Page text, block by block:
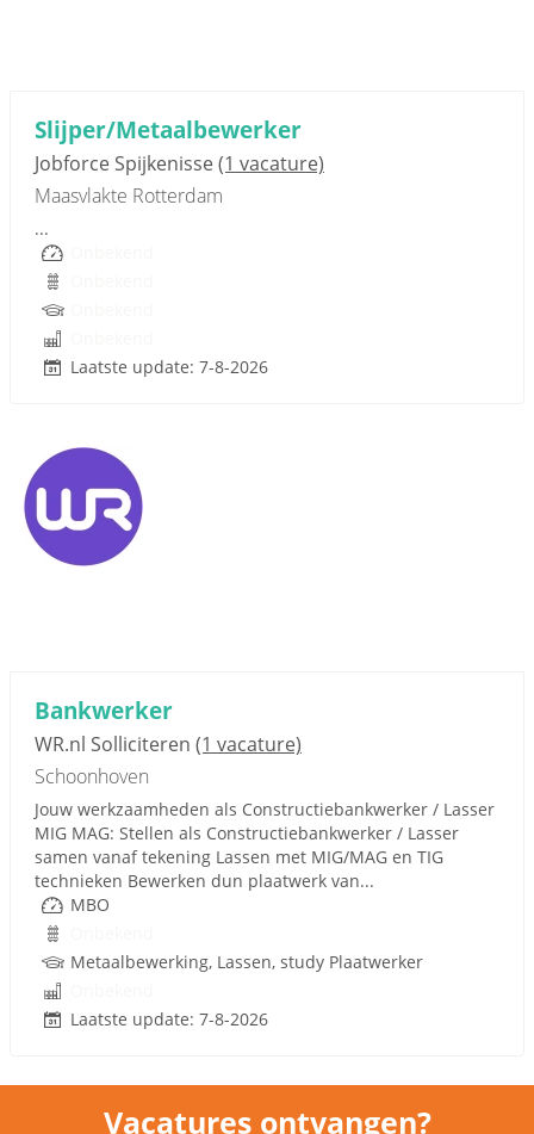
Slijper/Metaalbewerker
Jobforce Spijkenisse(1 vacature)
Maasvlakte Rotterdam
...
Laatste update: 7-8-2026
Bankwerker
WR.nl Solliciteren (1 vacature)
Schoonhoven
Jouw werkzaamheden als Constructiebankwerker / Lasser
MIG MAG: Stellen als Constructiebankwerker / Lasser
samen vanaf tekening Lassen met MIG/MAG en TIG
technieken Bewerken dun plaatwerk van...
MBO
Metaalbewerking, Lassen, study Plaatwerker
Laatste update: 7-8-2026
Vacatures ontvangen?